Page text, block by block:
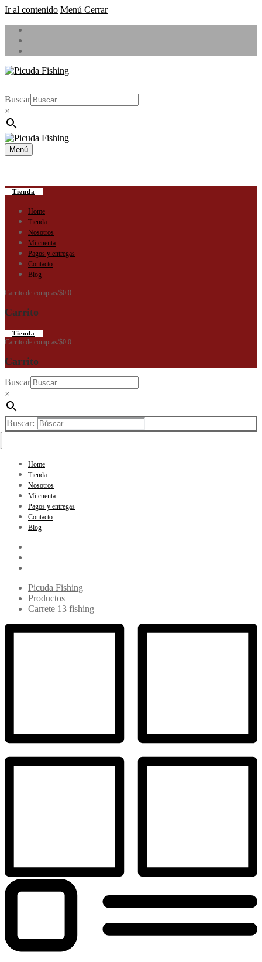
Ir al contenido Menú Cerrar
Buscar
×
Menú
Tienda
Home
Tienda
Nosotros
Mi cuenta
Pagos y entregas
Contacto
Blog
Carrito de compras/$0 0
Carrito
Tienda
Carrito de compras/$0 0
Carrito
Buscar
×
Buscar:
Home
Tienda
Nosotros
Mi cuenta
Pagos y entregas
Contacto
Blog
Picuda Fishing
Productos
Carrete 13 fishing